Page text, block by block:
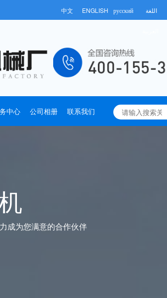
中文 ENGLISH русский اللغة
中心 公司相册 联系我们
成为您满意的合作伙伴